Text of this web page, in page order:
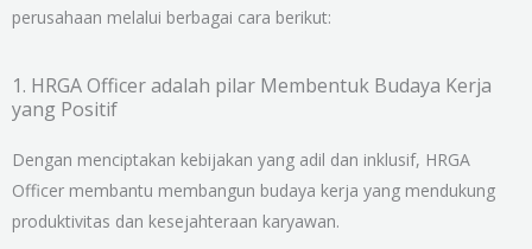
perusahaan melalui berbagai cara berikut:
1. HRGA Officer adalah pilar Membentuk Budaya Kerja
yang Positif
Dengan menciptakan kebijakan yang adil dan inklusif, HRGA
Officer membantu membangun budaya kerja yang mendukung
produktivitas dan kesejahteraan karyawan.